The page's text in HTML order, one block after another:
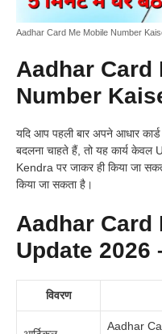
Aadhar Card Me Mobile Number
Aadhar Card
Number
यदि आप पहली बार अपने आधार कार्ड
बदलना चाहते हैं, तो यह कार्य
Kendra पर जाकर ही किया जा
किया जा सकता है।
Aadhar Card
Update 2026
विवरण
Aadhar